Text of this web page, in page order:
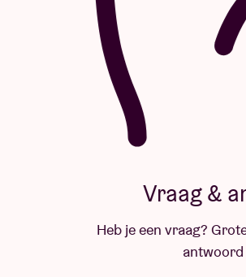
Vraag &
Heb je een vraag? Grote kans
antwoord vindt.